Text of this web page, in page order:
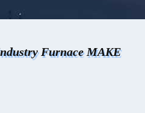
Furnace MAKE